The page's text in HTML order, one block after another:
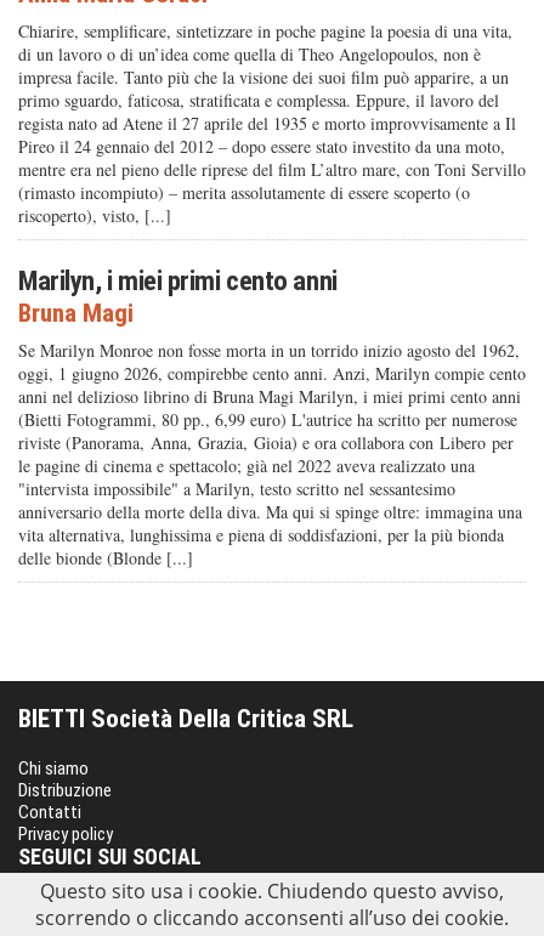
Chiarire, semplificare, sintetizzare in poche pagine la poesia di una vita,
di un lavoro o di un’idea come quella di Theo Angelopoulos, non è
impresa facile. Tanto più che la visione dei suoi film può apparire, a un
primo sguardo, faticosa, stratificata e complessa. Eppure, il lavoro del
regista nato ad Atene il 27 aprile del 1935 e morto improvvisamente a Il
Pireo il 24 gennaio del 2012 – dopo essere stato investito da una moto,
mentre era nel pieno delle riprese del film L’altro mare, con Toni Servillo
(rimasto incompiuto) – merita assolutamente di essere scoperto (o
riscoperto), visto, [...]
Marilyn, i miei primi cento anni
Bruna Magi
Se Marilyn Monroe non fosse morta in un torrido inizio agosto del 1962,
oggi, 1 giugno 2026, compirebbe cento anni. Anzi, Marilyn compie cento
anni nel delizioso librino di Bruna Magi Marilyn, i miei primi cento anni
(Bietti Fotogrammi, 80 pp., 6,99 euro) L'autrice ha scritto per numerose
riviste (Panorama, Anna, Grazia, Gioia) e ora collabora con Libero per
le pagine di cinema e spettacolo; già nel 2022 aveva realizzato una
"intervista impossibile" a Marilyn, testo scritto nel sessantesimo
anniversario della morte della diva. Ma qui si spinge oltre: immagina una
vita alternativa, lunghissima e piena di soddisfazioni, per la più bionda
delle bionde (Blonde [...]
BIETTI Società Della Critica SRL
Chi siamo
Distribuzione
Contatti
Privacy policy
SEGUICI SUI SOCIAL
Questo sito usa i cookie. Chiudendo questo avviso,
scorrendo o cliccando acconsenti all’uso dei cookie.